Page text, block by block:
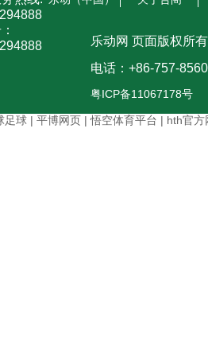
乐动网 页面版权所有
电话：+86-757-
粤ICP备11067178号
足球 | 平博网页 |悟空体育平台 | hth官方